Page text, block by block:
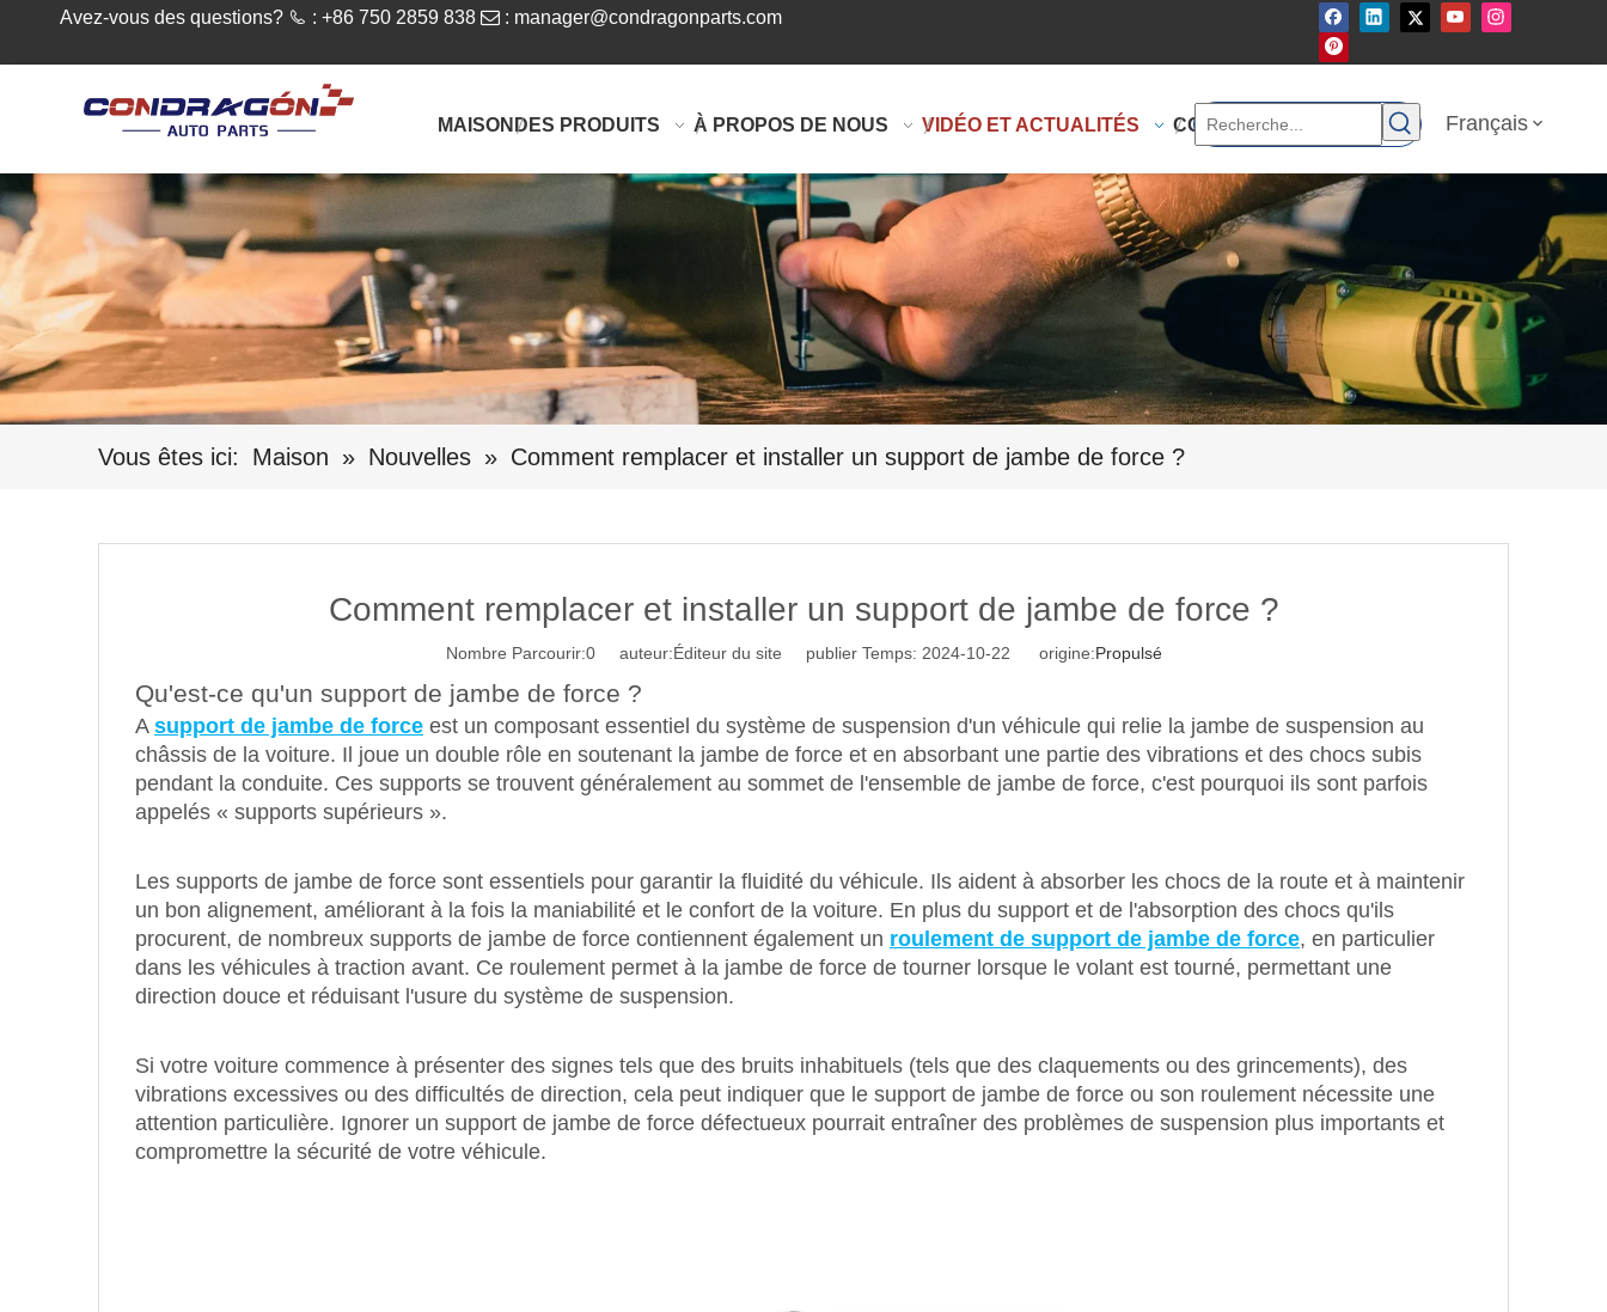
Avez-vous des questions?  : +86 750 2859 838  : manager@condragonparts.com
MAISON DES PRODUITS À PROPOS DE NOUS VIDÉO ET ACTUALITÉS CONTACTEZ-NOUS Français
Vous êtes ici: Maison » Nouvelles » Comment remplacer et installer un support de jambe de force ?
Comment remplacer et installer un support de jambe de force ?
Nombre Parcourir:0auteur:Éditeur du site publier Temps: 2024-10-22 origine:Propulsé
Qu'est-ce qu'un support de jambe de force ?
A support de jambe de force est un composant essentiel du système de suspension d'un véhicule qui relie la jambe de suspension au
châssis de la voiture. Il joue un double rôle en soutenant la jambe de force et en absorbant une partie des vibrations et des chocs subis
pendant la conduite. Ces supports se trouvent généralement au sommet de l'ensemble de jambe de force, c'est pourquoi ils sont parfois
appelés « supports supérieurs ».
Les supports de jambe de force sont essentiels pour garantir la fluidité du véhicule. Ils aident à absorber les chocs de la route et à maintenir
un bon alignement, améliorant à la fois la maniabilité et le confort de la voiture. En plus du support et de l'absorption des chocs qu'ils
procurent, de nombreux supports de jambe de force contiennent également un roulement de support de jambe de force, en particulier
dans les véhicules à traction avant. Ce roulement permet à la jambe de force de tourner lorsque le volant est tourné, permettant une
direction douce et réduisant l'usure du système de suspension.
Si votre voiture commence à présenter des signes tels que des bruits inhabituels (tels que des claquements ou des grincements), des
vibrations excessives ou des difficultés de direction, cela peut indiquer que le support de jambe de force ou son roulement nécessite une
attention particulière. Ignorer un support de jambe de force défectueux pourrait entraîner des problèmes de suspension plus importants et
compromettre la sécurité de votre véhicule.